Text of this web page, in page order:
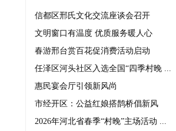
信都区邢氏文化交流座谈会召开
文明窗口有温度 优质服务暖人心
春游邢台赏百花促消费活动启动
任泽区河头社区入选全国“四季村晚 ...
惠民宴会厅引领新风尚
市经开区：公益红娘搭鹊桥倡新风
2026年河北省春季“村晚”主场活动 ...